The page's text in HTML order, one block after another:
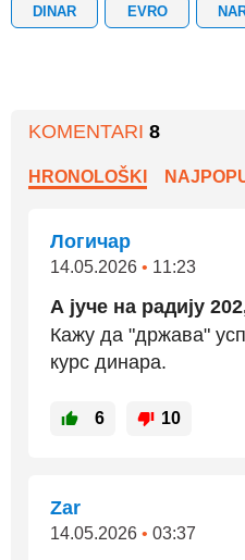
DINAR EVRO
KOMENTARI 8
HRONOLOŠKI
Логичар
14.05.2026 • 11:23
А јуче на радију
Кажу да "држава"
курс динара.
6 10
Zar
14.05.2026 • 03:37